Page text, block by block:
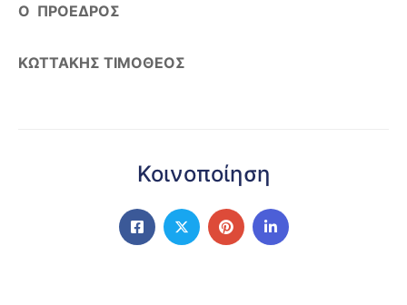
Ο ΠΡΟΕΔΡΟΣ
ΚΩΤΤΑΚΗΣ ΤΙΜΟΘΕΟΣ
Κοινοποίηση